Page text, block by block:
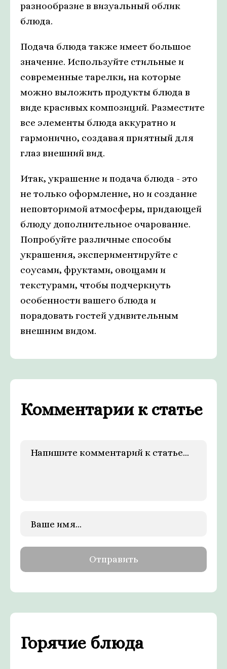
разнообразие в визуальный облик
блюда.
Подача блюда также имеет большое
значение. Используйте стильные и
современные тарелки, на которые
можно выложить продукты блюда в
виде красивых композиций. Разместите
все элементы блюда аккуратно и
гармонично, создавая приятный для
глаз внешний вид.
Итак, украшение и подача блюда - это
не только оформление, но и создание
неповторимой атмосферы, придающей
блюду дополнительное очарование.
Попробуйте различные способы
украшения, экспериментируйте с
соусами, фруктами, овощами и
текстурами, чтобы подчеркнуть
особенности вашего блюда и
порадовать гостей удивительным
внешним видом.
Комментарии к статье
Горячие блюда